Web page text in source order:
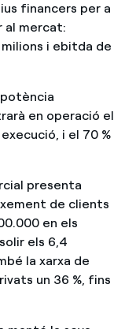
financers per a
al mercat:
i ebitda de
en operació el
i el 70 %
presenta
de clients
en els
els 6,4
la xarxa de
un 36 %, fins